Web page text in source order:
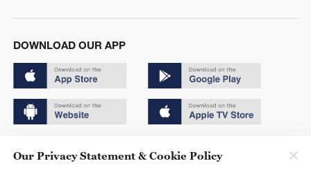
DOWNLOAD OUR APP
Our Privacy Statement & Cookie Policy